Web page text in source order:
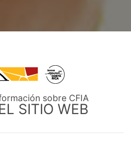
sobre CFIA
SITIO WEB